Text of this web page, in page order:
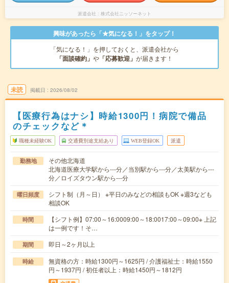
派遣会社 株式会社ニッソーネット
興味があったら「★気になる！」をタップ！
「気になる！」を押しておくと、派遣会社から
「面談確約」 や 「応募歓迎」 が届きます！
未読 掲載日 2026/08/02
【医療行為はナシ】時給1300円！病院で備品
のチェックなど＊
職種未経験OK 交通費別途支給あり WEB登録OK 派遣
勤務地
その他北海道
北海道医療大学駅から---分／当別駅から---分／太美駅から---
分／ロイズタウン駅から---分
曜日頻度
シフト制（月～日） ※平日のみなどの相談もOK ※週3なども
相談OK
時間
【シフト例】07:00～16:0009:00～18:0017:00～09:00※ 上記
は一例です！そ…
期間 即日～2ヶ月以上
時給
無資格の方：時給1300円～1625円 / 介護福祉士：時給1550
円～1937円 / 初任者以上：時給1450円～1812円